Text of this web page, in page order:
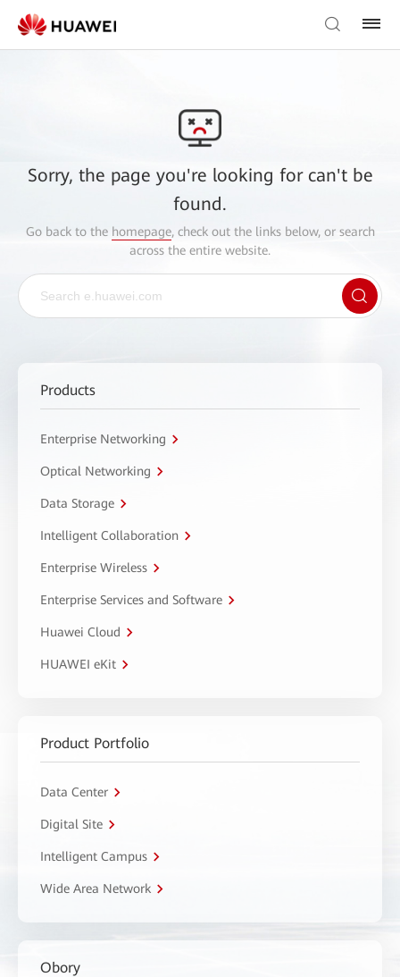
Sorry, the page you're looking for can't be
found.
Go back to the homepage, check out the links below, or search
across the entire website.
Products
Enterprise Networking
Optical Networking
Data Storage
Intelligent Collaboration
Enterprise Wireless
Enterprise Services and Software
Huawei Cloud
HUAWEI eKit
Product Portfolio
Data Center
Digital Site
Intelligent Campus
Wide Area Network
Obory